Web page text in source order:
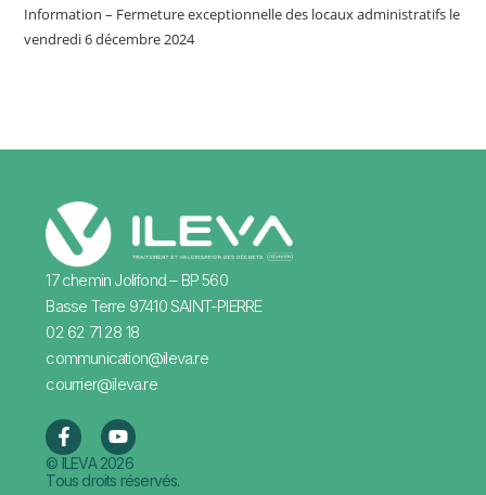
Information – Fermeture exceptionnelle des locaux administratifs le
vendredi 6 décembre 2024
17 chemin Jolifond – BP 560
Basse Terre 97410 SAINT-PIERRE
02 62 71 28 18
communication@ileva.re
courrier@ileva.re
© ILEVA 2026
Tous droits réservés.